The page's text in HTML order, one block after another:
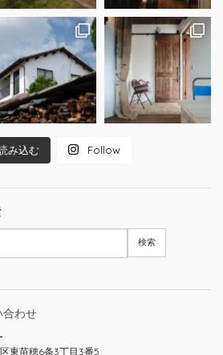
み込む Follow
わせ
東苗穂6条3丁目3番5